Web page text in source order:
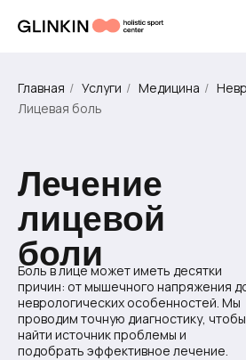
Главная / Услуги / Медицина /
Лицевая боль
Боль в лице может иметь десятки
причин: от мышечного напряжения
неврологических особенностей. Мы
проводим точную диагностику, чтобы
найти источник проблемы и
подобрать эффективное лечение.
Лечение
лицевой
боли